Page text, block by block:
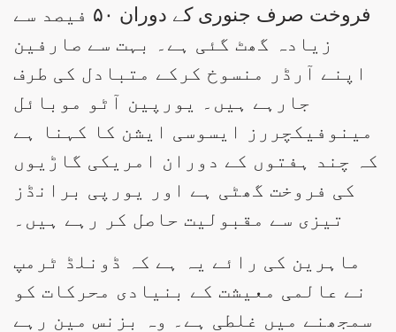
فروخت صرف جنوری کے دوران ۵۰ فیصد سے
زیادہ گھٹ گئی ہے۔ بہت سے صارفین
اپنے آرڈر منسوخ کرکے متبادل کی طرف
جارہے ہیں۔ یورپین آٹو موبائل
مینوفیکچررز ایسوسی ایشن کا کہنا ہے
کہ چند ہفتوں کے دوران امریکی گاڑیوں
کی فروخت گھٹی ہے اور یورپی برانڈز
تیزی سے مقبولیت حاصل کر رہے ہیں۔
ماہرین کی رائے یہ ہے کہ ڈونلڈ ٹرمپ
نے عالمی معیشت کے بنیادی محرکات کو
سمجھنے میں غلطی ہے۔ وہ بزنس مین رہے